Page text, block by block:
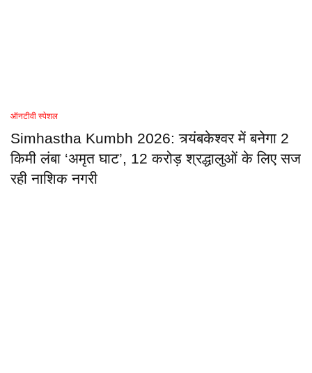
ऑनटीवी स्पेशल
Simhastha Kumbh 2026: त्र्यंबकेश्वर में बनेगा 2
किमी लंबा ‘अमृत घाट’, 12 करोड़ श्रद्धालुओं के लिए सज
रही नाशिक नगरी